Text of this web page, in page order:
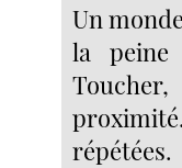
Un
la peine
répétées.